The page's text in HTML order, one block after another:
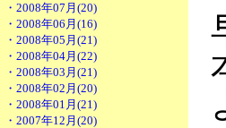
・2008年07月(20)
・2008年06月(16)
・2008年05月(21)
・2008年04月(22)
・2008年03月(21)
・2008年02月(20)
・2008年01月(21)
・2007年12月(20)